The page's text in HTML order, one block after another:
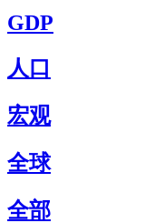
GDP
人口
宏观
全球
全部